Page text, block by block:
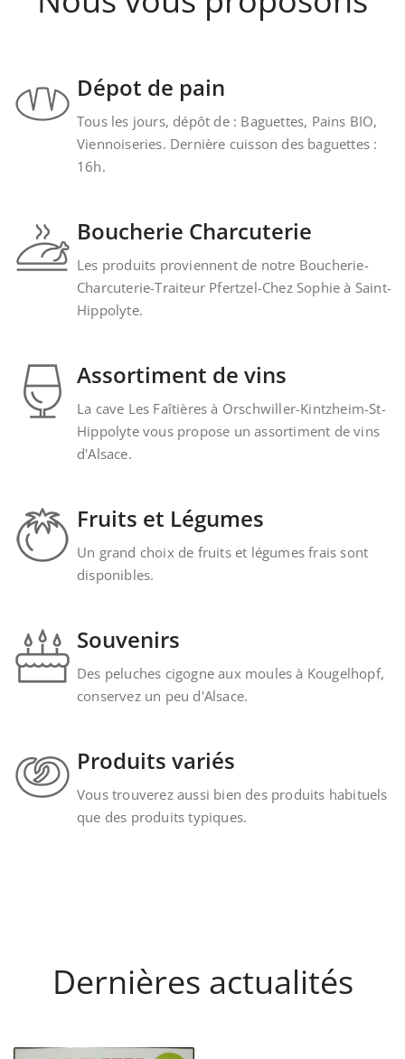
Dépot de pain
Tous les jours, dépôt de : Baguettes, Pains BIO,
Viennoiseries. Dernière cuisson des baguettes :
16h.
Boucherie Charcuterie
Les produits proviennent de notre Boucherie-
Charcuterie-Traiteur Pfertzel-Chez Sophie à Saint-
Hippolyte.
Assortiment de vins
La cave Les Faîtières à Orschwiller-Kintzheim-St-
Hippolyte vous propose un assortiment de vins
d'Alsace.
Fruits et Légumes
Un grand choix de fruits et légumes frais sont
disponibles.
Souvenirs
Des peluches cigogne aux moules à Kougelhopf,
conservez un peu d'Alsace.
Produits variés
Vous trouverez aussi bien des produits habituels
que des produits typiques.
Dernières actualités